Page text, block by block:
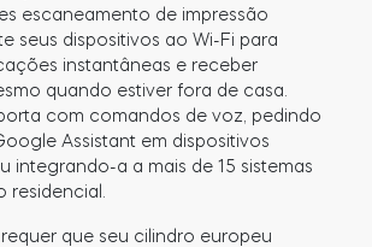
escaneamento de impressão
seus dispositivos ao Wi-Fi para
instantâneas e receber
quando estiver fora de casa.
com comandos de voz, pedindo
Assistant em dispositivos
integrando-a a mais de 15 sistemas
requer que seu cilindro europeu